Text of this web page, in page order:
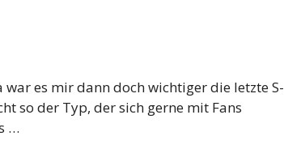
es mir dann doch wichtiger die letzte S-
so der Typ, der sich gerne mit Fans
…